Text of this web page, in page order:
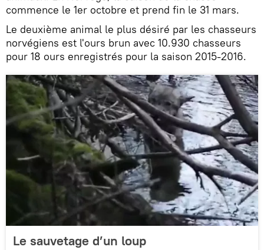
commence le 1er octobre et prend fin le 31 mars.
Le deuxième animal le plus désiré par les chasseurs
norvégiens est l'ours brun avec 10.930 chasseurs
pour 18 ours enregistrés pour la saison 2015-2016.
Le sauvetage d’un loup